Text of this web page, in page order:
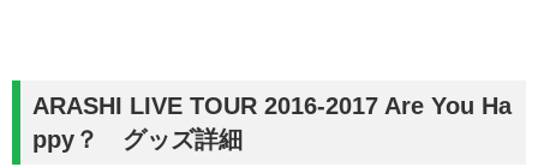
ARASHI LIVE TOUR 2016-2017 Are You Ha
ppy？ グッズ詳細